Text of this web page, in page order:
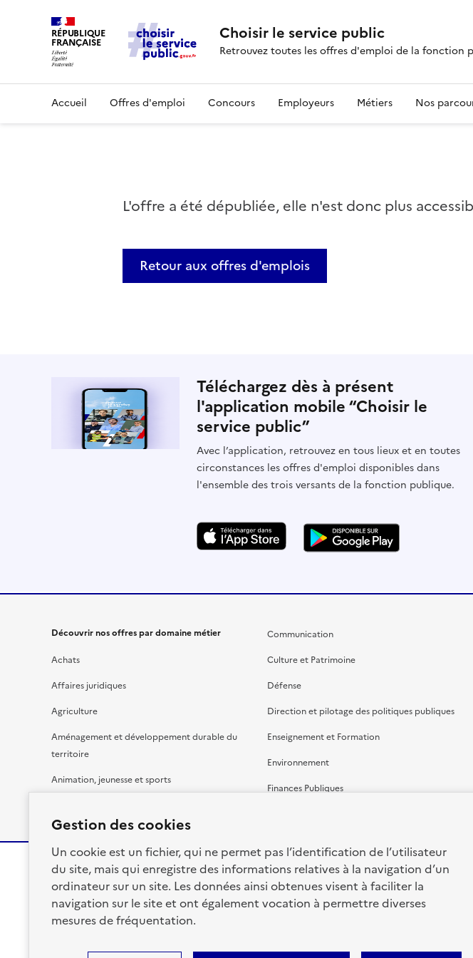
Gestion des cookies
Un cookie est un fichier, qui ne permet pas l’identification de l’utilisateur
du site, mais qui enregistre des informations relatives à la navigation d’un
ordinateur sur un site. Les données ainsi obtenues visent à faciliter la
navigation sur le site et ont également vocation à permettre diverses
mesures de fréquentation.
RÉPUBLIQUE
FRANÇAISE Choisir le service public
Retrouvez toutes les offres d'emploi de la fonction
Accueil Offres d'emploi Concours Employeurs Métiers Nos
L'offre a été dépubliée, elle n'est donc plus
Retour aux offres d'emplois
Téléchargez dès à présent
l'application mobile “Choisir le
service public”
Avec l’application, retrouvez en tous lieux et en toutes
circonstances les offres d'emploi disponibles dans
l'ensemble des trois versants de la fonction publique.
Découvrir nos offres par domaine métier
Achats
Affaires juridiques
Agriculture
Aménagement et développement durable du
territoire
Animation, jeunesse et sports
Communication
Culture et Patrimoine
Défense
Direction et pilotage des politiques publiques
Enseignement et Formation
Environnement
Finances Publiques
RÉPUBLIQUE
FRANÇAISE